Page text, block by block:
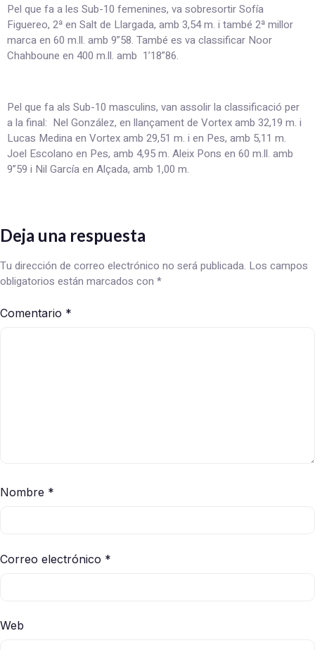
Pel que fa a les Sub-10 femenines, va sobresortir Sofía
Figuereo, 2ª en Salt de Llargada, amb 3,54 m. i també 2ª millor
marca en 60 m.ll. amb 9”58. També es va classificar Noor
Chahboune en 400 m.ll. amb 1’18”86.
Pel que fa als Sub-10 masculins, van assolir la classificació per
a la final: Nel González, en llançament de Vortex amb 32,19 m. i
Lucas Medina en Vortex amb 29,51 m. i en Pes, amb 5,11 m.
Joel Escolano en Pes, amb 4,95 m. Aleix Pons en 60 m.ll. amb
9”59 i Nil García en Alçada, amb 1,00 m.
Deja una respuesta
Tu dirección de correo electrónico no será publicada. Los campos
obligatorios están marcados con *
Comentario *
Nombre *
Correo electrónico *
Web